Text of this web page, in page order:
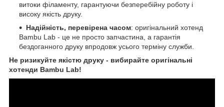
витоки філаменту, гарантуючи безперебійну роботу і
високу якість друку.
Надійність, перевірена часом: оригінальний хотенд
Bambu Lab - це не просто запчастина, а гарантія
бездоганного друку впродовж усього терміну служби.
Не ризикуйте якістю друку - вибирайте оригінальні
хотенди Bambu Lab!